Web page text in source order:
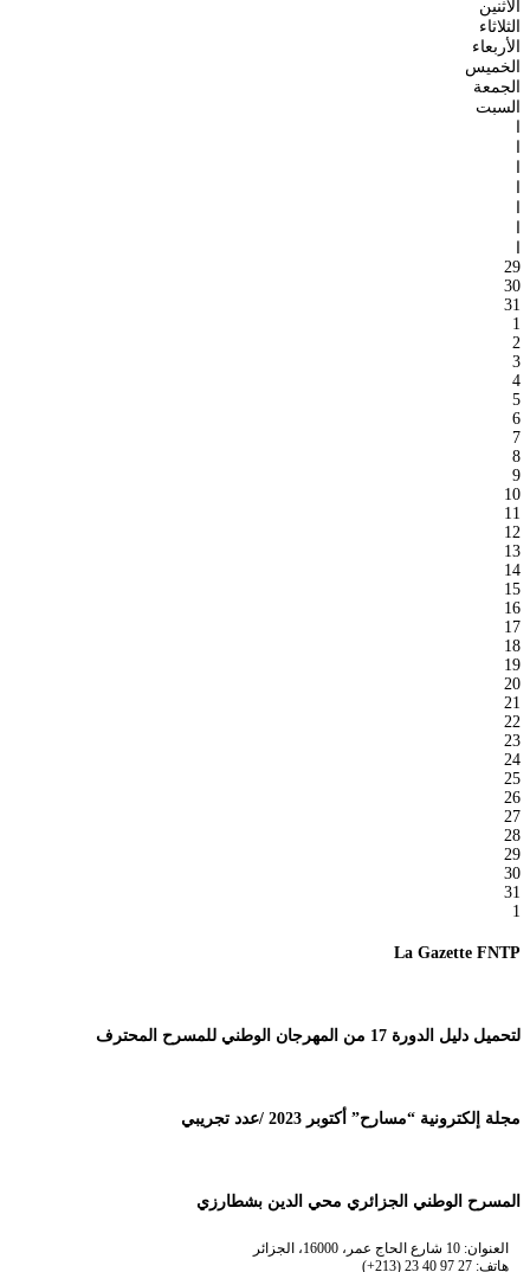
الأثنين
الثلاثاء
الأربعاء
الخميس
الجمعة
السبت
29
30
31
1
2
3
4
5
6
7
8
9
10
11
12
13
14
15
16
17
18
19
20
21
22
23
24
25
26
27
28
29
30
31
1
La Gazette FNTP
لتحميل دليل الدورة 17 من المهرجان الوطني للمسرح المحترف
مجلة إلكترونية “مسارح” أكتوبر 2023 /عدد تجريبي
المسرح الوطني الجزائري محي الدين بشطارزي
العنوان: 10 شارع الحاج عمر، 16000، الجزائر
هاتف: 27 97 40 23 (213+)